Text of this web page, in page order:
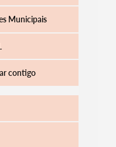
Municipais
contigo